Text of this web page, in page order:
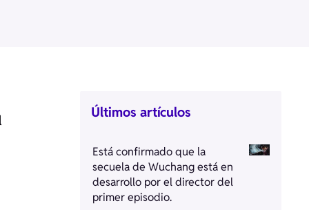
Últimos artículos
Está confirmado que la
secuela de Wuchang está en
desarrollo por el director del
primer episodio.